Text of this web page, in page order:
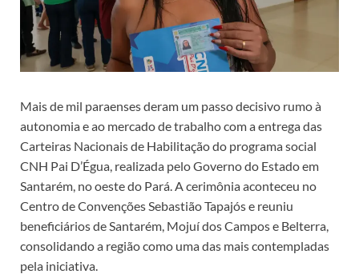
Mais de mil paraenses deram um passo decisivo rumo à
autonomia e ao mercado de trabalho com a entrega das
Carteiras Nacionais de Habilitação do programa social
CNH Pai D’Égua, realizada pelo Governo do Estado em
Santarém, no oeste do Pará. A cerimônia aconteceu no
Centro de Convenções Sebastião Tapajós e reuniu
beneficiários de Santarém, Mojuí dos Campos e Belterra,
consolidando a região como uma das mais contempladas
pela iniciativa.